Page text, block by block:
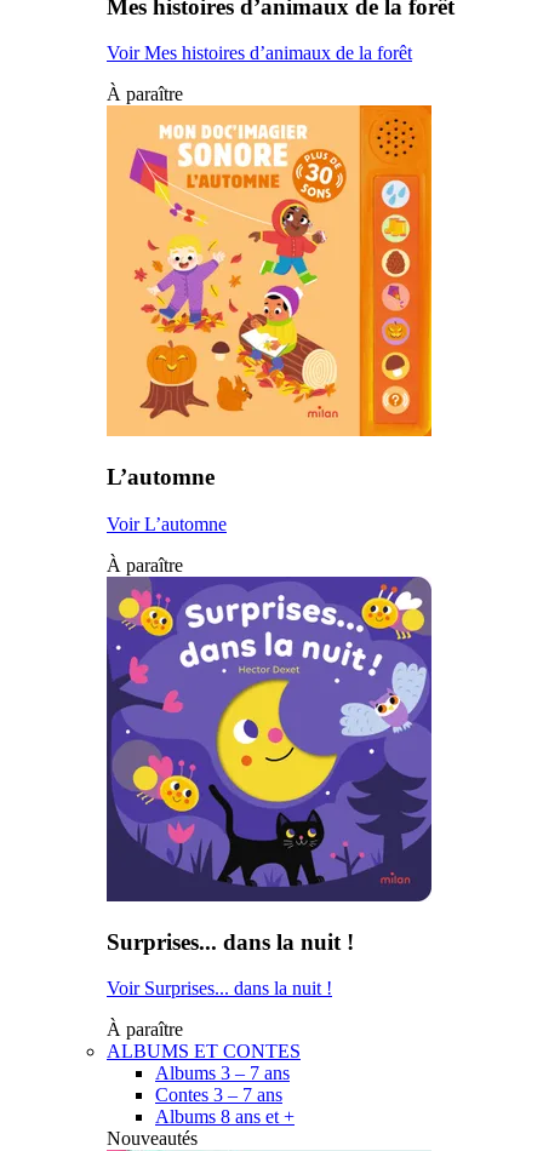
Mes histoires d’animaux de la forêt
Voir Mes histoires d’animaux de la forêt
À paraître
L’automne
Voir L’automne
À paraître
Surprises... dans la nuit !
Voir Surprises... dans la nuit !
À paraître
ALBUMS ET CONTES
Albums 3 – 7 ans
Contes 3 – 7 ans
Albums 8 ans et +
Nouveautés